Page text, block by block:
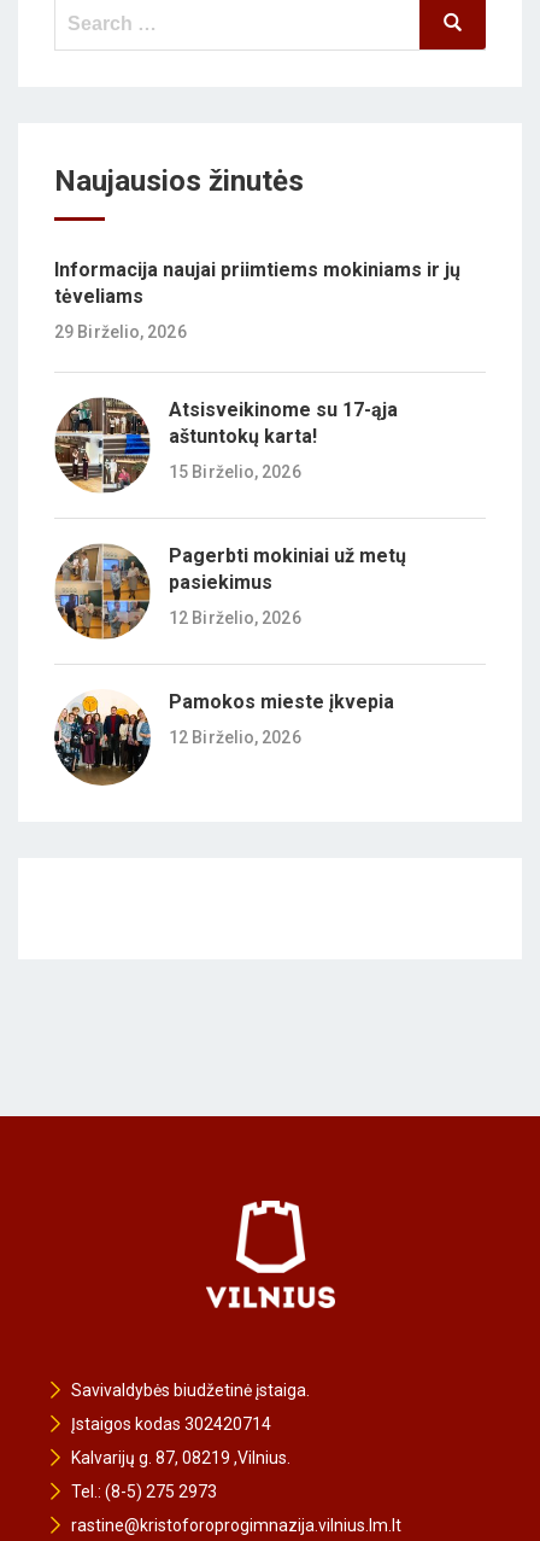
Search
Search
Naujausios žinutės
Informacija naujai priimtiems mokiniams ir jų
tėveliams
29 Birželio, 2026
Atsisveikinome su 17-ąja
aštuntokų karta!
15 Birželio, 2026
Pagerbti mokiniai už metų
pasiekimus
12 Birželio, 2026
Pamokos mieste įkvepia
12 Birželio, 2026
Savivaldybės biudžetinė įstaiga.
Įstaigos kodas 302420714
Kalvarijų g. 87, 08219 ,Vilnius.
Tel.: (8-5) 275 2973
rastine@kristoforoprogimnazija.vilnius.lm.lt